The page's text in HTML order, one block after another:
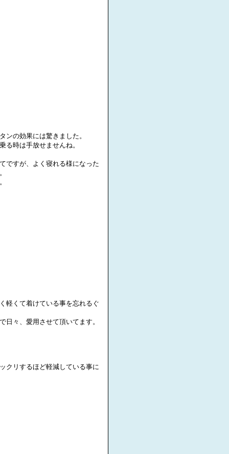
の効果には驚きました。
時は手放せませんね。
ですが、よく寝れる様になった
軽くて着けている事を忘れるぐ
々、愛用させて頂いてます。
クリするほど軽減している事に